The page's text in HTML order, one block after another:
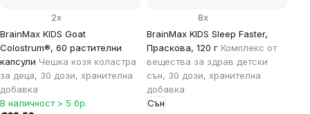
BrainMax KIDS Goat
Colostrum®, 60 растителни
капсули Чешка козя коластра
за деца, 30 дози, хранителна
добавка
2x
В наличност > 5 бр.
BrainMax KIDS Sleep Faster,
Праскова, 120 г Комплекс от
вещества за здрав детски
сън, 30 дози, хранителна
добавка
Сън
8x